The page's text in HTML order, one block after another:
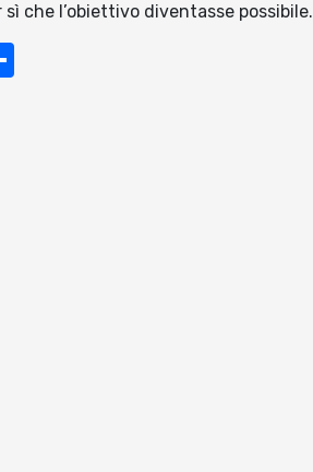
che l’obiettivo diventasse possibile.